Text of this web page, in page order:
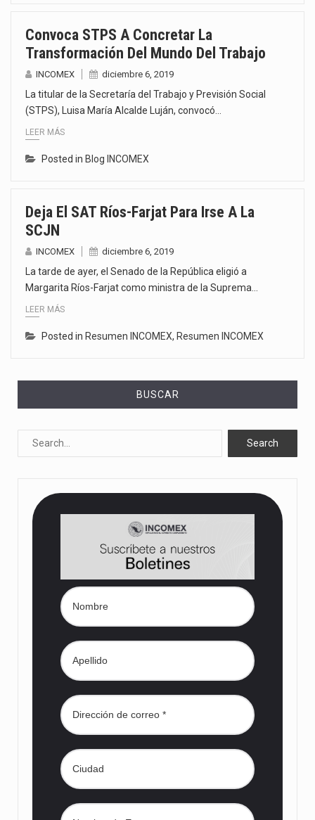
Convoca STPS A Concretar La
Transformación Del Mundo Del Trabajo
INCOMEX diciembre 6, 2019
La titular de la Secretaría del Trabajo y Previsión Social
(STPS), Luisa María Alcalde Luján, convocó…
LEER MÁS
Posted in Blog INCOMEX
Deja El SAT Ríos-Farjat Para Irse A La
SCJN
INCOMEX diciembre 6, 2019
La tarde de ayer, el Senado de la República eligió a
Margarita Ríos-Farjat como ministra de la Suprema…
LEER MÁS
Posted in Resumen INCOMEX, Resumen INCOMEX
BUSCAR